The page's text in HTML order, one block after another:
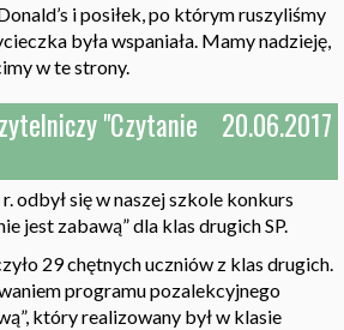
i posiłek, po którym ruszyliśmy
była wspaniała. Mamy nadzieję,
w te strony.
"Czytanie 20.06.2017
odbył się w naszej szkole konkurs
jest zabawą” dla klas drugich SP.
29 chętnych uczniów z klas drugich.
programu pozalekcyjnego
który realizowany był w klasie